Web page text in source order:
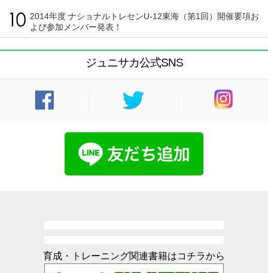
2014年度 ナショナルトレセンU-12東海（第1回）開催要項お
よび参加メンバー発表！
ジュニサカ公式SNS
育成・トレーニング関連書籍はコチラから